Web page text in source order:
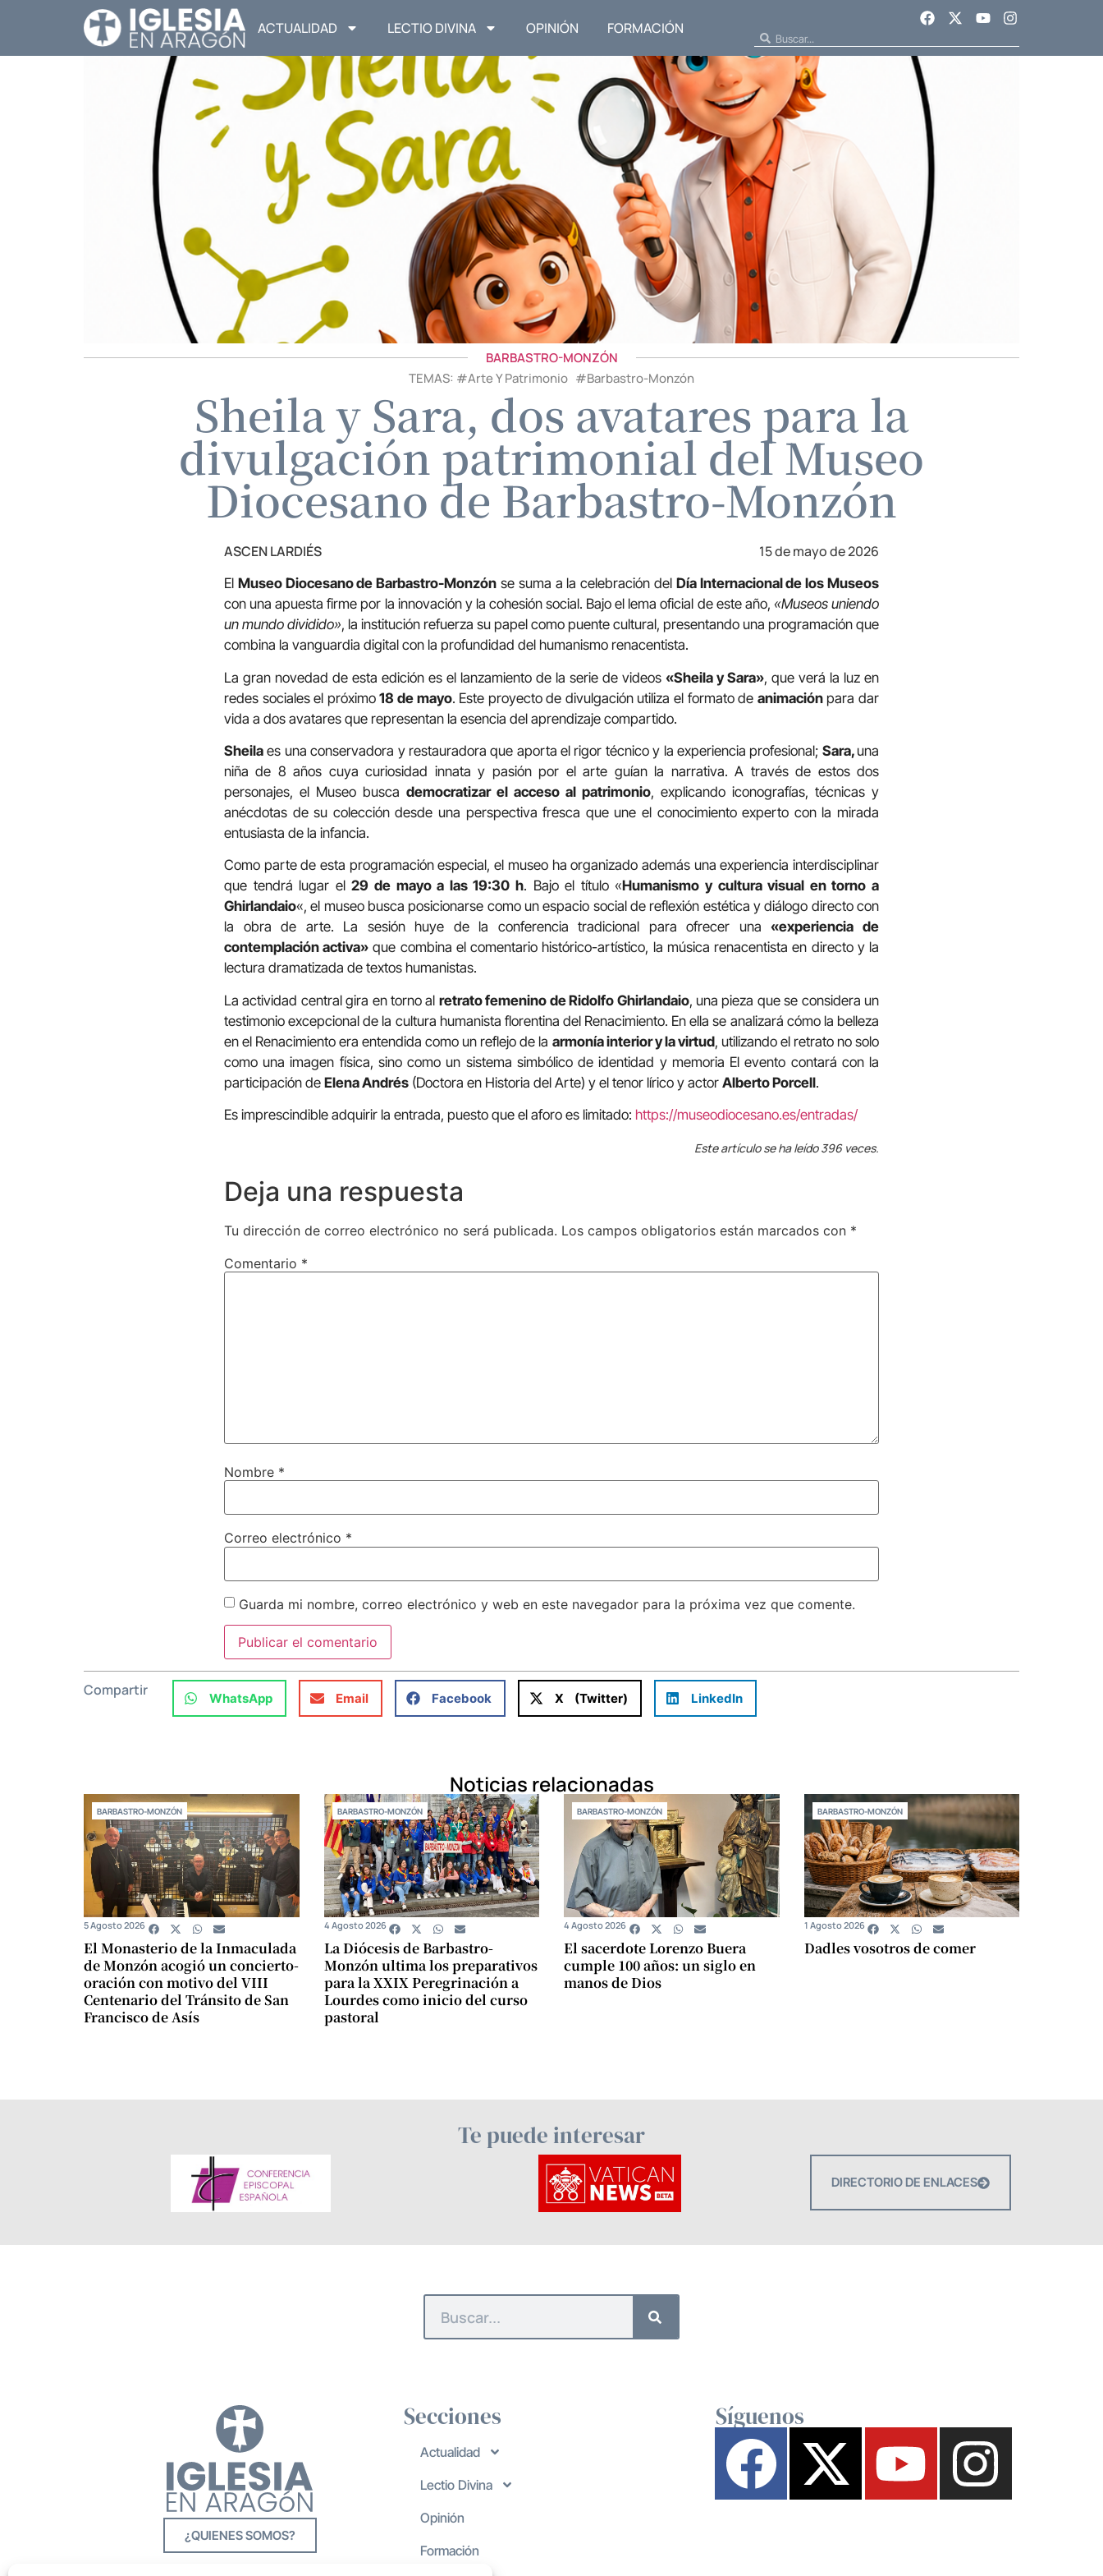
ACTUALIDAD LECTIO DIVINA OPINIÓN FORMACIÓN
BARBASTRO-MONZÓN
TEMAS: #Arte Y Patrimonio #Barbastro-Monzón
Sheila y Sara, dos avatares para la
divulgación patrimonial del Museo
Diocesano de Barbastro-Monzón
ASCEN LARDIÉS 15 de mayo de 2026
El Museo Diocesano de Barbastro-Monzón se suma a la celebración del Día Internacional de los Museos
con una apuesta firme por la innovación y la cohesión social. Bajo el lema oficial de este año, «Museos uniendo
un mundo dividido», la institución refuerza su papel como puente cultural, presentando una programación que
combina la vanguardia digital con la profundidad del humanismo renacentista.
La gran novedad de esta edición es el lanzamiento de la serie de videos «Sheila y Sara», que verá la luz en
redes sociales el próximo18 de mayo. Este proyecto de divulgación utiliza el formato de animaciónpara dar
vida a dos avatares que representan la esencia del aprendizaje compartido.
Sheila es una conservadora y restauradora que aporta el rigor técnico y la experiencia profesional; Sara, una
niña de 8 años cuya curiosidad innata y pasión por el arte guían la narrativa. A través de estos dos
personajes, el Museo busca democratizar el acceso al patrimonio, explicando iconografías, técnicas y
anécdotas de su colección desde una perspectiva fresca que une el conocimiento experto con la mirada
entusiasta de la infancia.
Como parte de esta programación especial, el museo ha organizado además una experiencia interdisciplinar
que tendrá lugar el29 de mayo a las 19:30 h. Bajo el título «Humanismo y cultura visual en torno a
Ghirlandaio«, el museo busca posicionarse como un espacio social de reflexión estética y diálogo directo con
la obra de arte. La sesión huye de la conferencia tradicional para ofrecer una«experiencia de
contemplación activa» que combina el comentario histórico-artístico, la música renacentista en directo y la
lectura dramatizada de textos humanistas.
La actividad central gira en torno al retrato femenino de Ridolfo Ghirlandaio, una pieza que se considera un
testimonio excepcional de la cultura humanista florentina del Renacimiento. En ella se analizará cómo la belleza
en el Renacimiento era entendida como un reflejo de la armonía interior y la virtud, utilizando el retrato no solo
como una imagen física, sino como un sistema simbólico de identidad y memoria El evento contará con la
participación de Elena Andrés (Doctora en Historia del Arte) y el tenor lírico y actor Alberto Porcell.
Es imprescindible adquirir la entrada, puesto que el aforo es limitado: https://museodiocesano.es/entradas/
Este artículo se ha leído 396 veces.
Deja una respuesta
Tu dirección de correo electrónico no será publicada. Los campos obligatorios están marcados con *
Comentario *
Nombre *
Correo electrónico *
Guarda mi nombre, correo electrónico y web en este navegador para la próxima vez que comente.
Compartir WhatsApp Email Facebook X (Twitter) LinkedIn
Noticias relacionadas
BARBASTRO-MONZÓN
El Monasterio de la Inmaculada
de Monzón acogió un concierto-
oración con motivo del VIII
Centenario del Tránsito de San
Francisco de Asís
5 Agosto 2026
BARBASTRO-MONZÓN
La Diócesis de Barbastro-
Monzón ultima los preparativos
para la XXIX Peregrinación a
Lourdes como inicio del curso
pastoral
4 Agosto 2026
BARBASTRO-MONZÓN
El sacerdote Lorenzo Buera
cumple 100 años: un siglo en
manos de Dios
4 Agosto 2026
BARBASTRO-MONZÓN
Dadles vosotros de comer
1 Agosto 2026
Te puede interesar
DIRECTORIO DE ENLACES
¿QUIENES SOMOS?
Secciones
Actualidad
Lectio Divina
Opinión
Formación
Síguenos